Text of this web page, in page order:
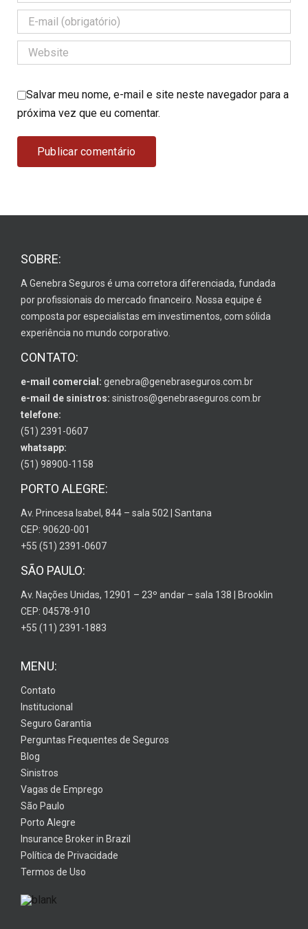
Salvar meu nome, e-mail e site neste navegador para a
próxima vez que eu comentar.
SOBRE:
A Genebra Seguros é uma corretora diferenciada, fundada
por profissionais do mercado financeiro. Nossa equipe é
composta por especialistas em investimentos, com sólida
experiência no mundo corporativo.
CONTATO:
e-mail comercial: genebra@genebraseguros.com.br
e-mail de sinistros: sinistros@genebraseguros.com.br
telefone:
(51) 2391-0607
whatsapp:
(51) 98900-1158
PORTO ALEGRE:
Av. Princesa Isabel, 844 – sala 502 | Santana
CEP: 90620-001
+55 (51) 2391-0607
SÃO PAULO:
Av. Nações Unidas, 12901 – 23º andar – sala 138 | Brooklin
CEP: 04578-910
+55 (11) 2391-1883
MENU:
Contato
Institucional
Seguro Garantia
Perguntas Frequentes de Seguros
Blog
Sinistros
Vagas de Emprego
São Paulo
Porto Alegre
Insurance Broker in Brazil
Política de Privacidade
Termos de Uso